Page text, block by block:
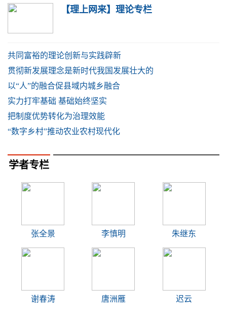
【理上网来】理论专栏
共同富裕的理论创新与实践辟新
贯彻新发展理念是新时代我国发展壮大的
以“人”的融合促县域内城乡融合
实力打牢基础 基础始终坚实
把制度优势转化为治理效能
“数字乡村”推动农业农村现代化
学者专栏
张全景 李慎明 朱继东
谢春涛 唐洲雁 迟云